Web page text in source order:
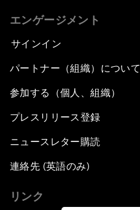
エンゲージメント
サインイン
パートナー（組織）について
参加する（個人、組織）
プレスリリース登録
ニュースレター購読
連絡先 (英語のみ)
リンク